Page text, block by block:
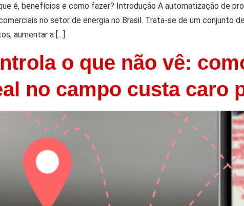
é, benefícios e como fazer? Introdução A automatização de
no setor de energia no Brasil. Trata-se de um conjunto
aumentar a […]
o que não vê:
no campo custa caro